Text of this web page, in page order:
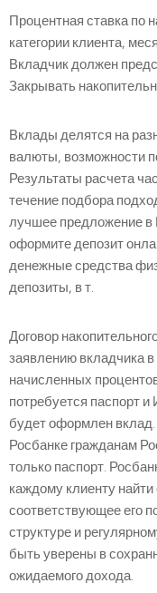
Процентная ставка по
категории клиента,
Вкладчик должен
Закрывать
Вклады делятся на
валюты, возможности
Результаты расчета
течение подбора
лучшее предложение в
оформите депозит
денежные средства
депозиты, в т.
Договор
заявлению вкладчика
начисленных
потребуется паспорт
будет оформлен вклад.
Росбанке гражданам
только паспорт.
каждому клиенту
соответствующее его
структуре и
быть уверены в
ожидаемого дохода.